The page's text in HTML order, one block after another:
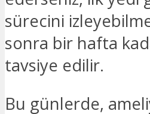
sürecini
sonra bir hafta
tavsiye edilir.
Bu günlerde,